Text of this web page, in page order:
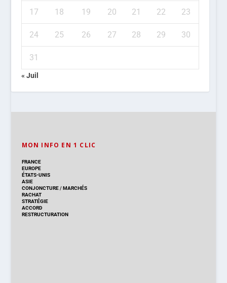
17 18 19 20 21 22 23
24 25 26 27 28 29 30
31
« Juil
MON INFO EN 1 CLIC
FRANCE
EUROPE
ÉTATS-UNIS
ASIE
CONJONCTURE/ MARCHÉS
RACHAT
STRATÉGIE
ACCORD
RESTRUCTURATION